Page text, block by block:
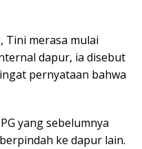
Tini merasa mulai
dapur, ia disebut
pernyataan bahwa
yang sebelumnya
ke dapur lain.